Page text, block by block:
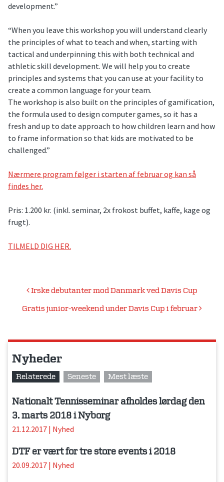
development.”
“When you leave this workshop you will understand clearly
the principles of what to teach and when, starting with
tactical and underpinning this with both technical and
athletic skill development. We will help you to create
principles and systems that you can use at your facility to
create a common language for your team.
The workshop is also built on the principles of gamification,
the formula used to design computer games, so it has a
fresh and up to date approach to how children learn and how
to frame information so that kids are motivated to be
challenged.”
Nærmere program følger i starten af februar og kan så
findes her.
Pris: 1.200 kr. (inkl. seminar, 2x frokost buffet, kaffe, kage og
frugt).
TILMELD DIG HER.
Indlægsnavigation
Irske debutanter mod Danmark ved Davis Cup
Gratis junior-weekend under Davis Cup i februar
Nyheder
Relaterede Seneste Mest læste
Nationalt Tennisseminar afholdes lørdag den
3. marts 2018 i Nyborg
21.12.2017 | Nyhed
DTF er vært for tre store events i 2018
20.09.2017 | Nyhed